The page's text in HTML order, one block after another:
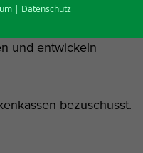
und entwickeln
bezuschusst.
| Datenschutz